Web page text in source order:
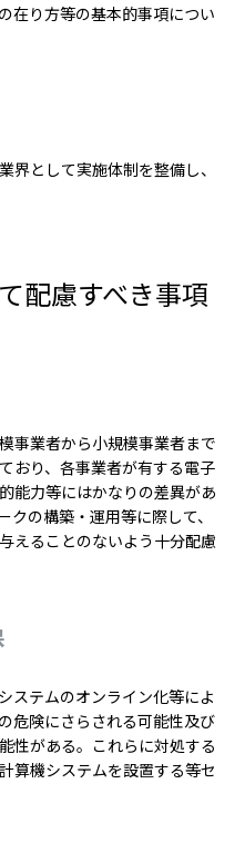
在り方等の基本的事項につい
界として実施体制を整備し、
配慮すべき事項
事業者から小規模事業者まで
おり、各事業者が有する電子
能力等にはかなりの差異があ
の構築・運用等に際して、
えることのないよう十分配慮
ステムのオンライン化等によ
危険にさらされる可能性及び
性がある。これらに対処する
算機システムを設置する等セ